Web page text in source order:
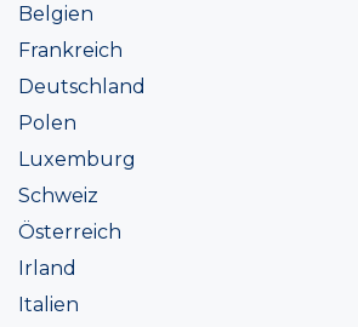
Belgien
Frankreich
Deutschland
Polen
Luxemburg
Schweiz
Österreich
Irland
Italien